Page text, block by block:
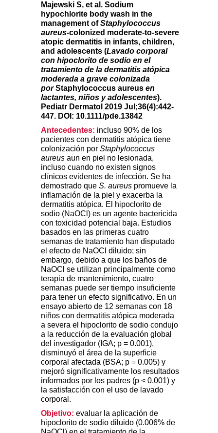
Majewski S, et al. Sodium
hypochlorite body wash in the
management ofStaphylococcus
aureus-colonized moderate-to-severe
atopic dermatitis in infants, children,
and adolescents (Lavado corporal
con hipoclorito de sodio en el
tratamiento de la dermatitis atópica
moderada a grave colonizada
porStaphylococcus aureus en
lactantes, niños y adolescentes).
Pediatr Dermatol 2019 Jul;36(4):442-
447. DOI: 10.1111/pde.13842
Antecedentes: incluso 90% de los
pacientes con dermatitis atópica tiene
colonización por Staphylococcus
aureus aun en piel no lesionada,
incluso cuando no existen signos
clínicos evidentes de infección. Se ha
demostrado que S. aureus promueve la
inflamación de la piel y exacerba la
dermatitis atópica. El hipoclorito de
sodio (NaOCl) es un agente bactericida
con toxicidad potencial baja. Estudios
basados en las primeras cuatro
semanas de tratamiento han disputado
el efecto de NaOCl diluido; sin
embargo, debido a que los baños de
NaOCl se utilizan principalmente como
terapia de mantenimiento, cuatro
semanas puede ser tiempo insuficiente
para tener un efecto significativo. En un
ensayo abierto de 12 semanas con 18
niños con dermatitis atópica moderada
a severa el hipoclorito de sodio condujo
a la reducción de la evaluación global
del investigador (IGA; p = 0.001),
disminuyó el área de la superficie
corporal afectada (BSA; p = 0.005) y
mejoró significativamente los resultados
informados por los padres (p < 0.001) y
la satisfacción con el uso de lavado
corporal.
Objetivo: evaluar la aplicación de
hipoclorito de sodio diluido (0.006% de